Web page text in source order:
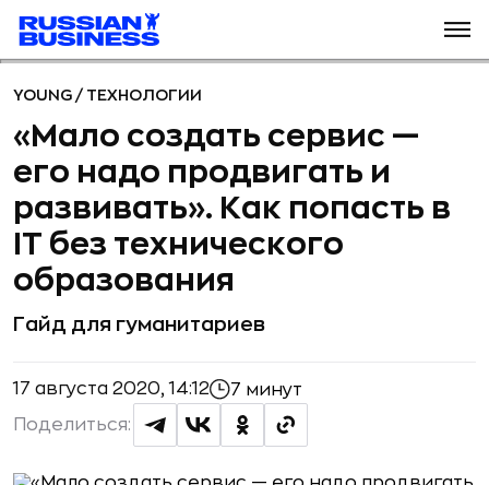
YOUNG / ТЕХНОЛОГИИ
«Мало создать сервис —
его надо продвигать и
развивать». Как попасть в
IT без технического
образования
Гайд для гуманитариев
17 августа 2020, 14:12 7 минут
Поделиться: